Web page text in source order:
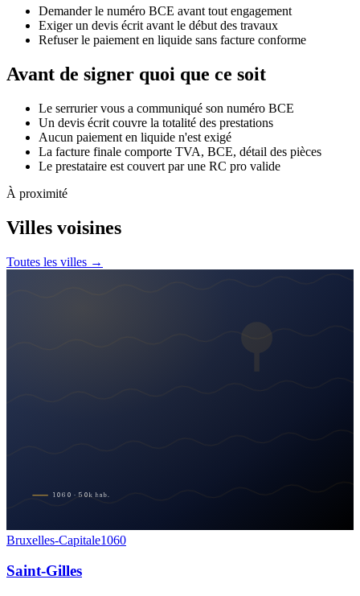
Demander le numéro BCE avant tout engagement
Exiger un devis écrit avant le début des travaux
Refuser le paiement en liquide sans facture conforme
Avant de signer quoi que ce soit
Le serrurier vous a communiqué son numéro BCE
Un devis écrit couvre la totalité des prestations
Aucun paiement en liquide n'est exigé
La facture finale comporte TVA, BCE, détail des pièces
Le prestataire est couvert par une RC pro valide
À proximité
Villes voisines
Toutes les villes →
1060 · 50k hab.
Bruxelles-Capitale1060
Saint-Gilles